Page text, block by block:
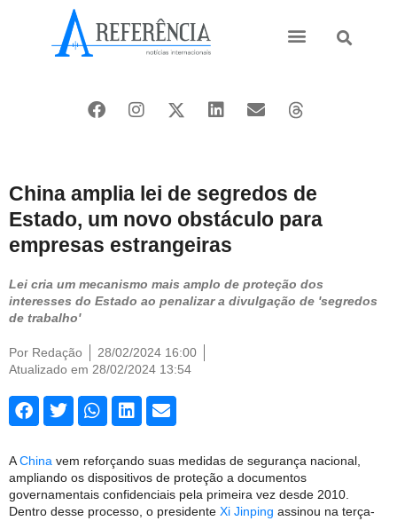
China amplia lei de segredos de
Estado, um novo obstáculo para
empresas estrangeiras
Lei cria um mecanismo mais amplo de proteção dos
interesses do Estado ao penalizar a divulgação de 'segredos
de trabalho'
Por Redação
28/02/2024 16:00
Atualizado em 28/02/2024 13:54
AChina vem reforçando suas medidas de segurança nacional,
ampliando os dispositivos de proteção a documentos
governamentais confidenciais pela primeira vez desde 2010.
Dentro desse processo, o presidente Xi Jinping assinou na terça-